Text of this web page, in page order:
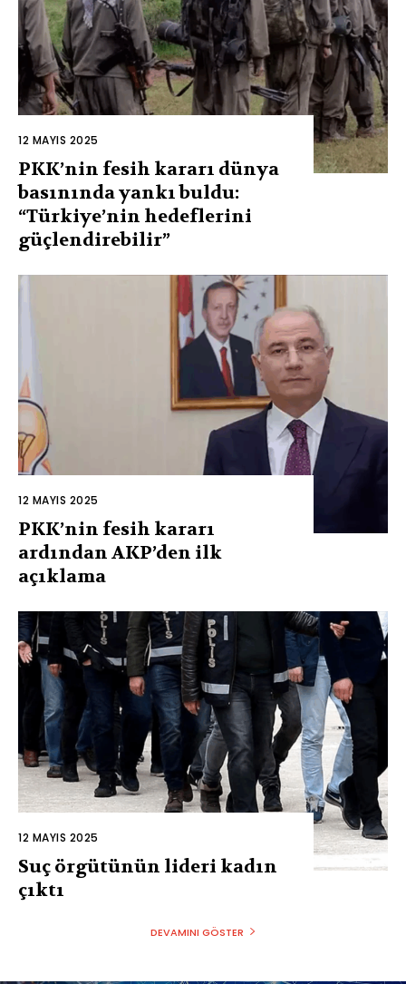
12 MAYIS 2025
PKK’nin fesih kararı dünya
basınında yankı buldu:
“Türkiye’nin hedeflerini
güçlendirebilir”
12 MAYIS 2025
PKK’nin fesih kararı
ardından AKP’den ilk
açıklama
12 MAYIS 2025
Suç örgütünün lideri kadın
çıktı
DEVAMINI GÖSTER